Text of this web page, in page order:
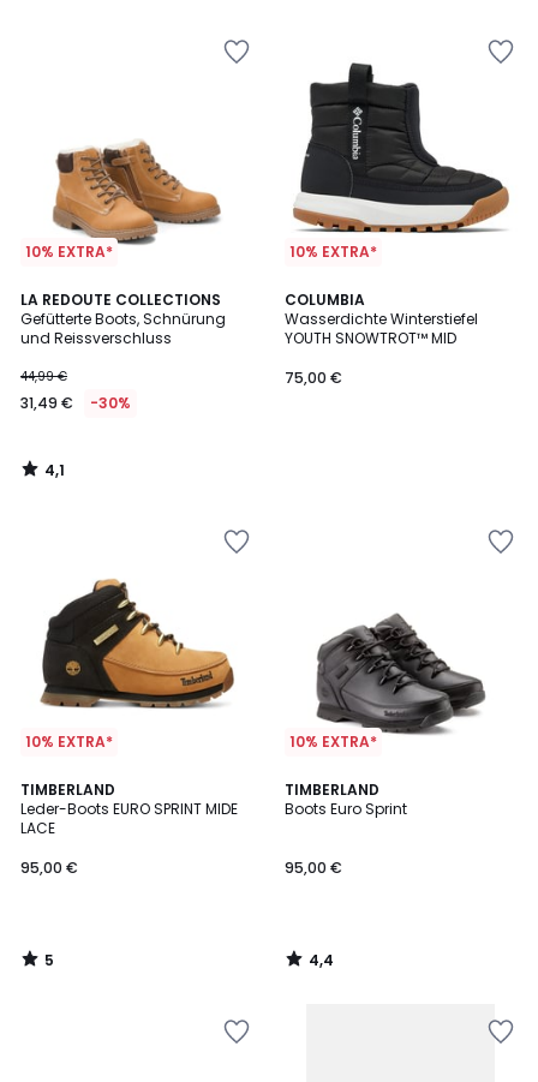
10% EXTRA*
LA REDOUTE COLLECTIONS
Gefütterte Boots, Schnürung
und Reissverschluss
44,99 €
31,49 € -30%
4,1
/ 5
4,1
/
10% EXTRA*
COLUMBIA
Wasserdichte Winterstiefel
YOUTH SNOWTROT™ MID
75,00 €
10% EXTRA*
TIMBERLAND
Leder-Boots EURO SPRINT MIDE
LACE
95,00 €
5
/
5
5
/
10% EXTRA*
TIMBERLAND
Boots Euro Sprint
95,00 €
4,4
/ 5
4,4
/